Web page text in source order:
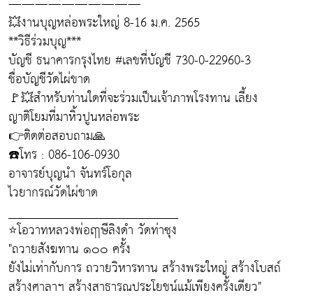
💥งานบุญหล่อพระใหญ่ 8-16 ม.ค. 2565
**วิธีร่วมบุญ***
บัญชี ธนาคารกรุงไทย #เลขที่บัญชี 730-0-22960-3
ชื่อบัญชีวัดไผ่ขาด
🚩💥สำหรับท่านใดที่จะร่วมเป็นเจ้าภาพโรงทาน เลี้ยง
ญาติโยมที่มาหิ้วปูนหล่อพระ
👉ติดต่อสอบถาม🙏
☎️โทร : 086-106-0930
อาจารย์บุญนำ จันทร์โอกุล
ไวยากรณ์วัดไผ่ขาด
⭐โอวาทหลวงพ่อฤาษีลิงดำ วัดท่าซุง
"ถวายสังฆทาน ๑๐๐ ครั้ง
ยังไม่เท่ากับการ ถวายวิหารทาน สร้างพระใหญ่ สร้างโบสถ์
สร้างศาลาฯ สร้างสาธารณประโยชน์แม้เพียงครั้งเดียว"